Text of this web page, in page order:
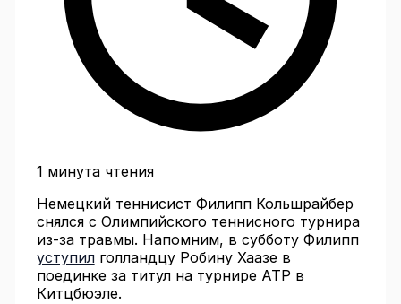
1 минута чтения
Немецкий теннисист Филипп Кольшрайбер
снялся с Олимпийского теннисного турнира
из-за травмы. Напомним, в субботу Филипп
уступилголландцу Робину Хаазе в
поединке за титул на турнире ATP в
Китцбюэле.